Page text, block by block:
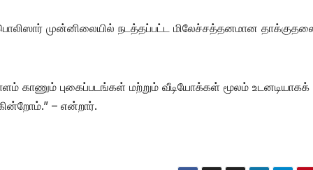
முன்னிலையில் நடத்தப்பட்ட மிலேச்சத்தனமான
காணும் புகைப்படங்கள் மற்றும் வீடியோக்கள் மூலம் உடனடியாகக்
– என்றார்.